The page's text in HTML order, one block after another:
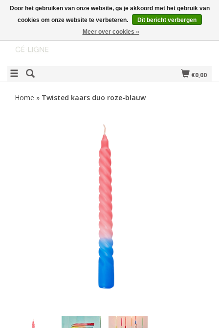
€0,00
Home » Twisted kaars duo roze-blauw
Door het gebruiken van onze website, ga je akkoord met het gebruik van
cookies om onze website te verbeteren.
Dit bericht verbergen
Meer over cookies »